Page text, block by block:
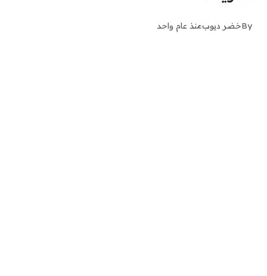
Byخضر ديوبمنذ عام واحد